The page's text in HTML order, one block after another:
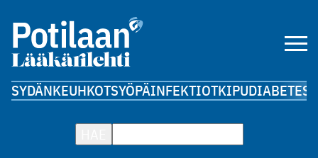
SYDÄNKEUHKOTSYÖPÄINFEKTIOTKIPUDIABETES